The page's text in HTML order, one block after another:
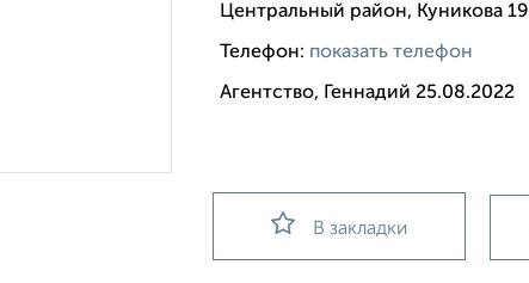
Центральный район, Куникова 19
Телефон: показать телефон
Агентство, Геннадий 25.08.2022
В закладки